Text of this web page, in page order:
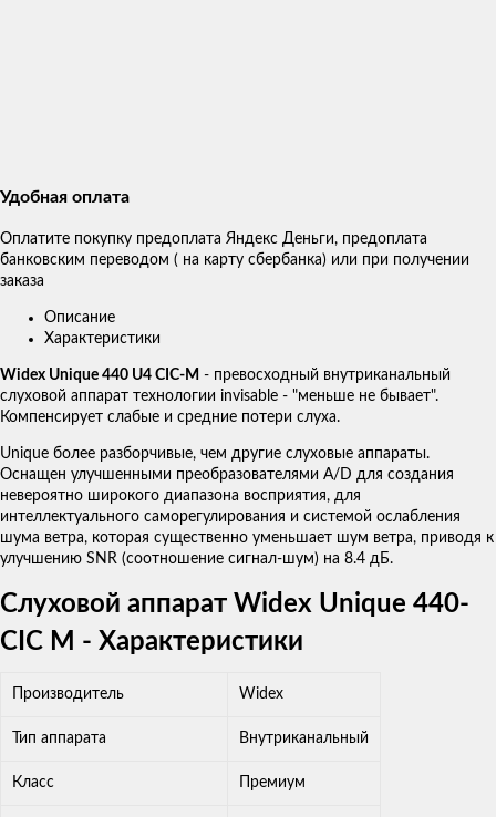
Удобная оплата
Оплатите покупку предоплата Яндекс Деньги, предоплата
банковским переводом ( на карту сбербанка) или при получении
заказа
Описание
Характеристики
Widex Unique 440 U4 CIC-M - превосходный внутриканальный
слуховой аппарат технологии invisable - "меньше не бывает".
Компенсирует слабые и средние потери слуха.
Unique более разборчивые, чем другие слуховые аппараты.
Оснащен улучшенными преобразователями A/D для создания
невероятно широкого диапазона восприятия, для
интеллектуального саморегулирования и системой ослабления
шума ветра, которая существенно уменьшает шум ветра, приводя к
улучшению SNR (соотношение сигнал-шум) на 8.4 дБ.
Слуховой аппарат Widex Unique 440-
CIC M - Характеристики
Производитель Widex
Тип аппарата Внутриканальный
Класс Премиум